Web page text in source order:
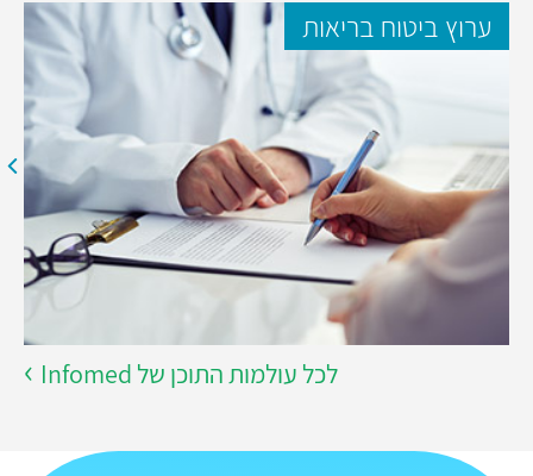
ערוץ ביטוח בריאות
לכל עולמות התוכן של Infomed